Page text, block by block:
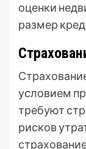
оценки
размер
условием
требуют
рисков